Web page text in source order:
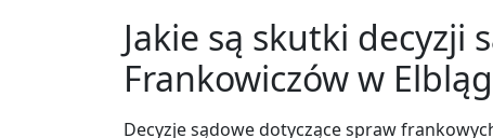
Jakie są skutki decyzji
Frankowiczów w
Decyzje sądowe dotyczące spraw